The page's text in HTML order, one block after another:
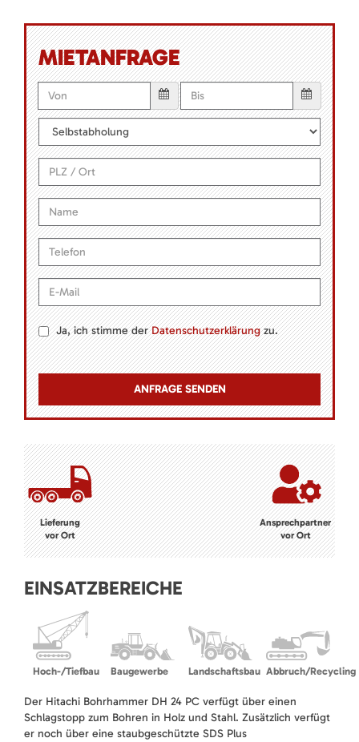
MIETANFRAGE
Ja, ich stimme derDatenschutzerklärungzu.
Lieferung
vor Ort
Ansprechpartner
vor Ort
EINSATZBEREICHE
Hoch-/Tiefbau Baugewerbe Landschaftsbau Abbruch/Recycling
Der Hitachi Bohrhammer DH 24 PC verfügt über einen
Schlagstopp zum Bohren in Holz und Stahl. Zusätzlich verfügt
er noch über eine staubgeschützte SDS Plus